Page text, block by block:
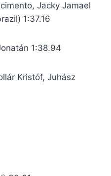
Jacky Jamael
1:37.16
1:38.94
Kristóf, Juhász